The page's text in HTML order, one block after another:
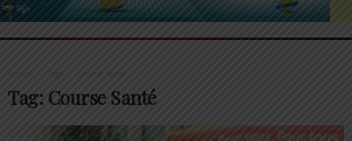
Tags Course Santé
Tag: Course Santé